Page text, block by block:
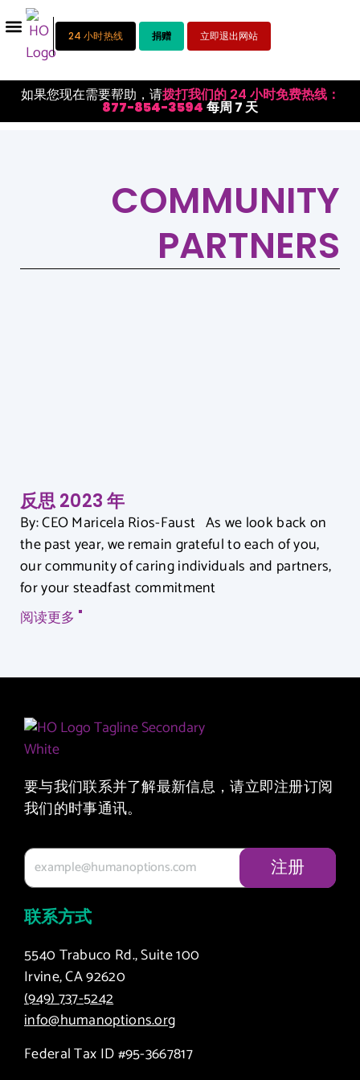
24 小时热线 捐赠 立即退出网站
如果您现在需要帮助，请拨打我们的 24 小时免费热线：
877-854-3594每周 7 天
COMMUNITY
PARTNERS
反思 2023 年
By: CEO Maricela Rios-Faust As we look back on
the past year, we remain grateful to each of you,
our community of caring individuals and partners,
for your steadfast commitment
阅读更多 "
要与我们联系并了解最新信息，请立即注册订阅
我们的时事通讯。
联系方式
5540 Trabuco Rd., Suite 100
Irvine, CA 92620
(949) 737-5242
info@humanoptions.org
Federal Tax ID #95-3667817